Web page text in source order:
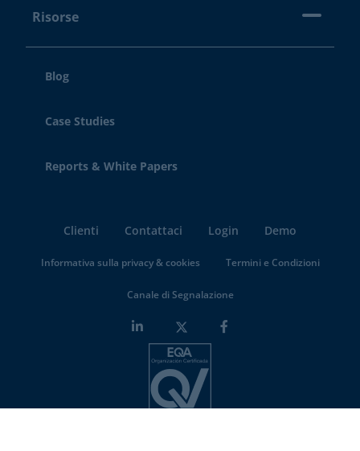
Risorse
Blog
Case Studies
Reports & White Papers
Clienti Contattaci Login Demo
Informativa sulla privacy & cookies Termini e Condizioni
Canale di Segnalazione